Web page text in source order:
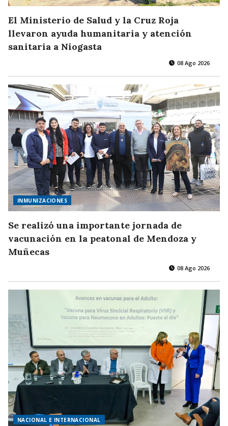
El Ministerio de Salud y la Cruz Roja
llevaron ayuda humanitaria y atención
sanitaria a Niogasta
08 Ago 2026
INMUNIZACIONES
Se realizó una importante jornada de
vacunación en la peatonal de Mendoza y
Muñecas
08 Ago 2026
NACIONAL E INTERNACIONAL